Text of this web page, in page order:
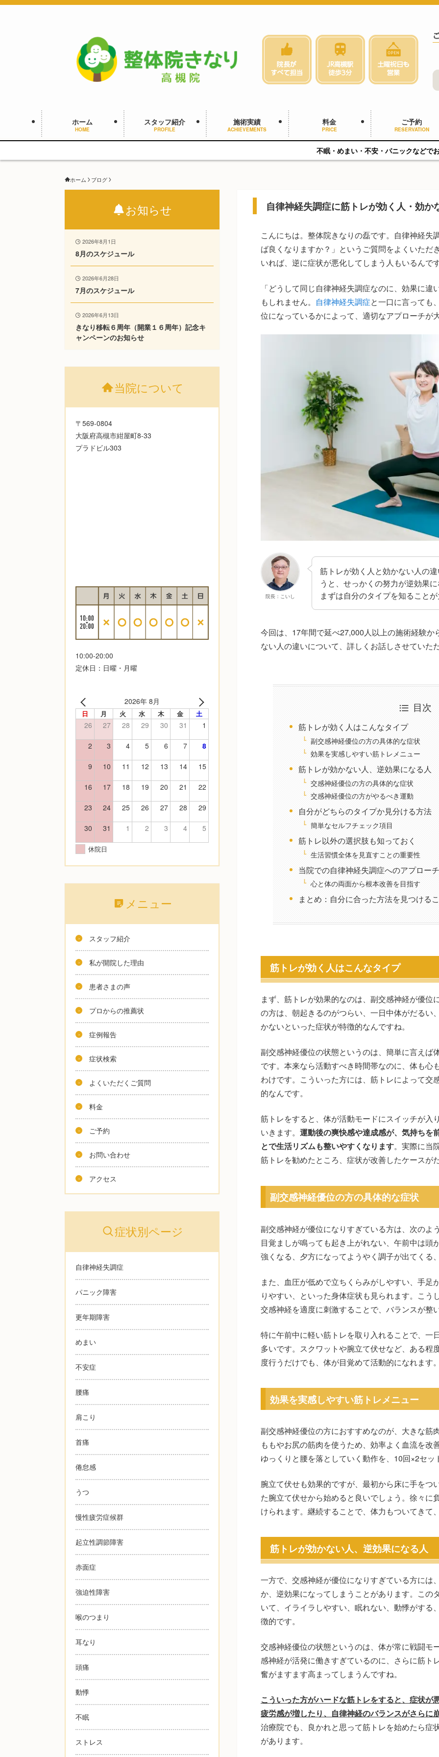
ホーム
HOME
スタッフ紹介
PROFILE
施術実績
ACHIEVEMENTS
料金
PRICE
ご予約
RESERVATION
不眠・めまい・不安・パニックなどでお悩みの方へ
ホーム ブログ
自律神経失調症に筋トレが効く人・効か
こんにちは。整体院きなりの磊です。自律神経失
ば良くなりますか？」というご質問をよくいただ
いれば、逆に症状が悪化してしまう人もいるんで
「どうして同じ自律神経失調症なのに、効果に
もしれません。 自律神経失調症と一口に言っても
位になっているかによって、適切なアプローチが
院長：こいし
筋トレが効く人と効かない人の
うと、せっかくの努力が逆効果
まずは自分のタイプを知ること
今回は、17年間で延べ27,000人以上の施術経験
ない人の違いについて、詳しくお話しさせていた
目次
筋トレが効く人はこんなタイプ
副交感神経優位の方の具体的な症状
効果を実感しやすい筋トレメニュー
筋トレが効かない人、逆効果になる人
交感神経優位の方の具体的な症状
交感神経優位の方がやるべき運動
自分がどちらのタイプか見分ける方法
簡単なセルフチェック項目
筋トレ以外の選択肢も知っておく
生活習慣全体を見直すことの重要性
当院での自律神経失調症へのアプロー
心と体の両面から根本改善を目指す
まとめ：自分に合った方法を見つける
筋トレが効く人はこんなタイプ
まず、筋トレが効果的なのは、副交感神経が優位
の方は、朝起きるのがつらい、一日中体がだるい
かないといった症状が特徴的なんですね。
副交感神経優位の状態というのは、簡単に言えば
です。本来なら活動すべき時間帯なのに、体も心
わけです。こういった方には、筋トレによって交
的なんです。
筋トレをすると、体が活動モードにスイッチが入
いきます。 運動後の爽快感や達成感が、気持ちを
とで生活リズムも整いやすくなります。実際に当
筋トレを勧めたところ、症状が改善したケースが
副交感神経優位の方の具体的な症状
副交感神経が優位になりすぎている方は、次のよ
目覚ましが鳴っても起き上がれない、午前中は頭
強くなる、夕方になってようやく調子が出てくる
また、血圧が低めで立ちくらみがしやすい、手足
りやすい、といった身体症状も見られます。こう
交感神経を適度に刺激することで、バランスが整
特に午前中に軽い筋トレを取り入れることで、一
多いです。スクワットや腕立て伏せなど、ある程
度行うだけでも、体が目覚めて活動的になれます
効果を実感しやすい筋トレメニュー
副交感神経優位の方におすすめなのが、大きな筋
ももやお尻の筋肉を使うため、効率よく血流を改
ゆっくりと腰を落としていく動作を、10回×2セ
腕立て伏せも効果的ですが、最初から床に手をつ
た腕立て伏せから始めると良いでしょう。徐々に
けられます。継続することで、体力もついてきて
筋トレが効かない人、逆効果になる人
一方で、交感神経が優位になりすぎている方には
か、逆効果になってしまうことがあります。この
いて、イライラしやすい、眠れない、動悸がする
徴的です。
交感神経優位の状態というのは、体が常に戦闘モ
感神経が活発に働きすぎているのに、さらに筋ト
奮がますます高まってしまうんですね。
こういった方がハードな筋トレをすると、症状が
疲労感が増したり、自律神経のバランスがさらに
治療院でも、良かれと思って筋トレを始めたら症
があります。
お知らせ
2026年8月1日
8月のスケジュール
2026年6月28日
7月のスケジュール
2026年6月13日
きなり移転６周年（開業１６周年）記念キ
ャンペーンのお知らせ
当院について
〒569-0804
大阪府高槻市紺屋町8-33
プラドビル303
10:00-20:00
定休日：日曜・月曜
2026年 8月
日 月 火 水 木 金 土
26 27 28 29 30 31 1
2 3 4 5 6 7 8
9 10 11 12 13 14 15
16 17 18 19 20 21 22
23 24 25 26 27 28 29
30 31 1 2 3 4 5
休院日
メニュー
スタッフ紹介
私が開院した理由
患者さまの声
プロからの推薦状
症例報告
症状検索
よくいただくご質問
料金
ご予約
お問い合わせ
アクセス
症状別ページ
自律神経失調症
パニック障害
更年期障害
めまい
不安症
腰痛
肩こり
首痛
倦怠感
うつ
慢性疲労症候群
起立性調節障害
赤面症
強迫性障害
喉のつまり
耳なり
頭痛
動悸
不眠
ストレス